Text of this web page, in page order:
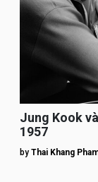
Jung Kook
1957
by Thai Khang